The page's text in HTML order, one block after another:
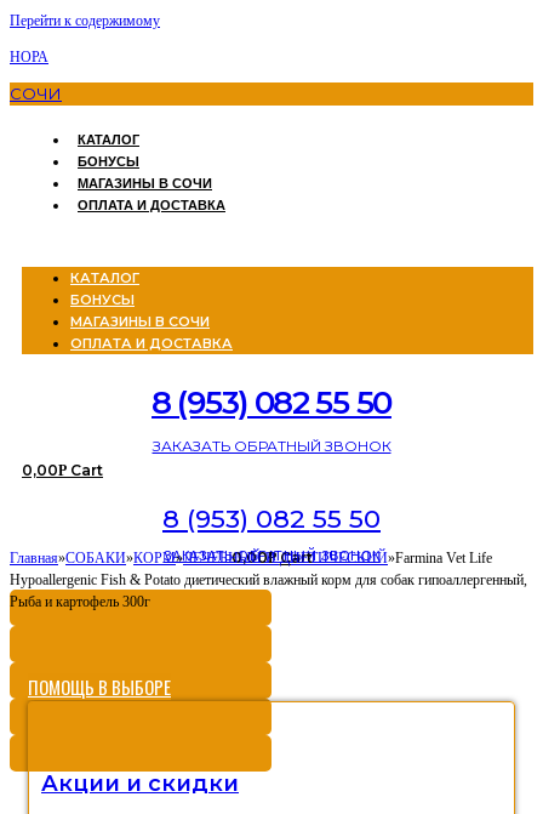
Перейти к содержимому
НОРА
СОЧИ
КАТАЛОГ
БОНУСЫ
МАГАЗИНЫ В СОЧИ
ОПЛАТА И ДОСТАВКА
КАТАЛОГ
БОНУСЫ
МАГАЗИНЫ В СОЧИ
ОПЛАТА И ДОСТАВКА
8 (953) 082 55 50
ЗАКАЗАТЬ ОБРАТНЫЙ ЗВОНОК
0,00Р Cart
8 (953) 082 55 50
ЗАКАЗАТЬ ОБРАТНЫЙ ЗВОНОК
0,00Р Cart
Главная»СОБАКИ»КОРМ»ЛЕЧЕБНЫЙ И ДИЕТИЧЕСКИЙ»Farmina Vet Life
Hypoallergenic Fish & Potato диетический влажный корм для собак гипоаллергенный,
Рыба и картофель 300г
ПОМОЩЬ В ВЫБОРЕ
Акции и скидки